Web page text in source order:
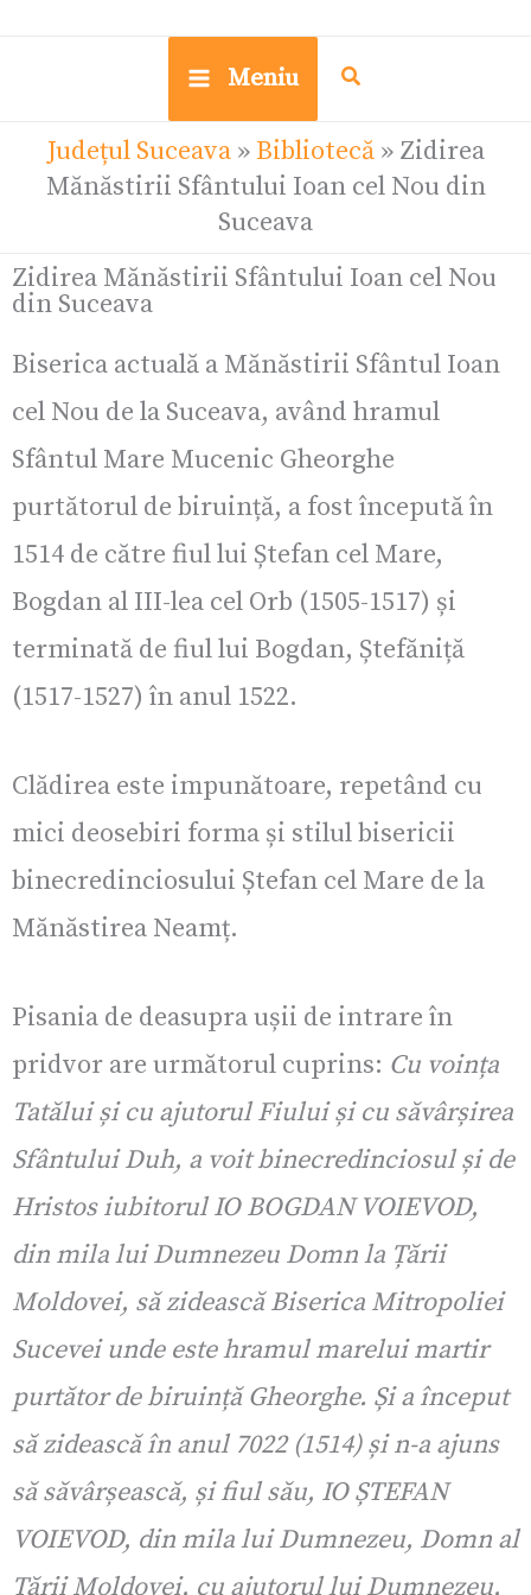
Meniu
Județul Suceava» Bibliotecă» Zidirea
Mănăstirii Sfântului Ioan cel Nou din
Suceava
Zidirea Mănăstirii Sfântului Ioan cel Nou
din Suceava
Biserica actuală a Mănăstirii Sfântul Ioan
cel Nou de la Suceava, având hramul
Sfântul Mare Mucenic Gheorghe
purtătorul de biruință, a fost începută în
1514 de către fiul lui Ștefan cel Mare,
Bogdan al III-lea cel Orb (1505-1517) și
terminată de fiul lui Bogdan, Ștefăniță
(1517-1527) în anul 1522.
Clădirea este impunătoare, repetând cu
mici deosebiri forma și stilul bisericii
binecredinciosului Ștefan cel Mare de la
Mănăstirea Neamț.
Pisania de deasupra ușii de intrare în
pridvor are următorul cuprins: Cu voința
Tatălui și cu ajutorul Fiului și cu săvârșirea
Sfântului Duh, a voit binecredinciosul și de
Hristos iubitorul IO BOGDAN VOIEVOD,
din mila lui Dumnezeu Domn la Țării
Moldovei, să zidească Biserica Mitropoliei
Sucevei unde este hramul marelui martir
purtător de biruință Gheorghe. Și a început
să zidească în anul 7022 (1514) și n-a ajuns
să săvârșească, și fiul său, IO ȘTEFAN
VOIEVOD, din mila lui Dumnezeu, Domn al
Țării Moldovei, cu ajutorul lui Dumnezeu,